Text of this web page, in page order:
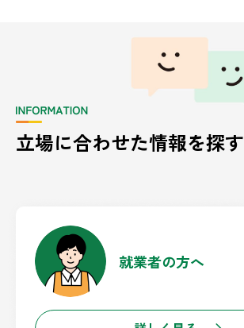
立場に合わせた情報を探す
就業者の方へ